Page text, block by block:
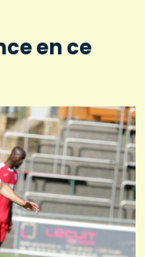
en ce